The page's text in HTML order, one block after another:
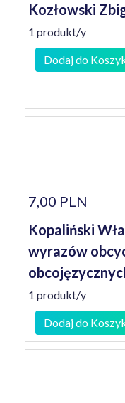
Kozłowski
1 produkt/y
Dodaj do
7,00 PLN
Kopaliński
wyrazów
1 produkt/y
Dodaj do